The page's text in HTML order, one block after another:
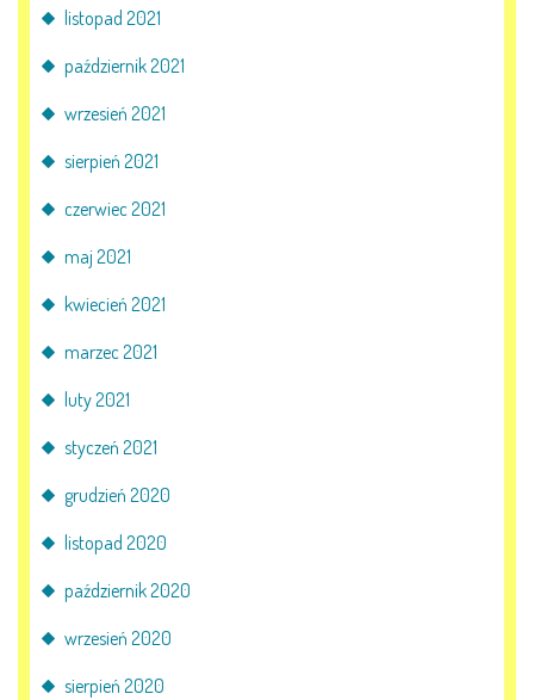
listopad 2021
październik 2021
wrzesień 2021
sierpień 2021
czerwiec 2021
maj 2021
kwiecień 2021
marzec 2021
luty 2021
styczeń 2021
grudzień 2020
listopad 2020
październik 2020
wrzesień 2020
sierpień 2020